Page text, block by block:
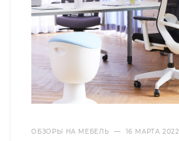
ОБЗОРЫ НА МЕБЕЛЬ — 16 МАРТА 2022